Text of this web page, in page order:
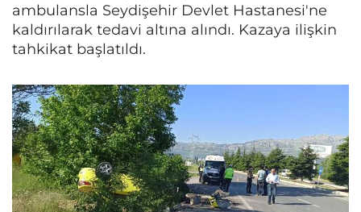
ambulansla Seydişehir Devlet Hastanesi'ne
kaldırılarak tedavi altına alındı. Kazaya ilişkin
tahkikat başlatıldı.